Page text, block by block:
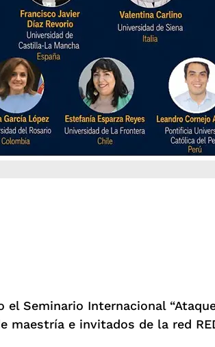
el Seminario Internacional
maestría e invitados de la red